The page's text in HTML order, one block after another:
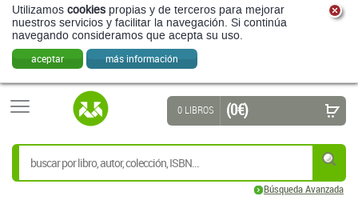
Utilizamos cookies propias y de terceros para mejorar
nuestros servicios y facilitar la navegación. Si continúa
navegando consideramos que acepta su uso.
aceptar más información
Búsqueda Avanzada
0 LIBROS (0 €)